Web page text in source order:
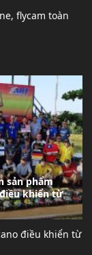
flycam toàn
sản phẩm
khiển từ
điều khiển từ